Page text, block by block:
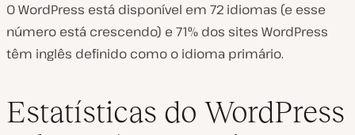
O WordPress está disponível em 72 idiomas (e esse
número está crescendo) e 71% dos sites WordPress
têm inglês definido como o idioma primário.
Estatísticas do WordPress